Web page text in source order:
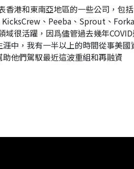
港和東南亞地區的一些公司，包
、Peeba、Sprout、
很活躍，因爲儘管過去幾年
中，我有一半以上的時間從事美
他們駕馭最近這波重組和再融資